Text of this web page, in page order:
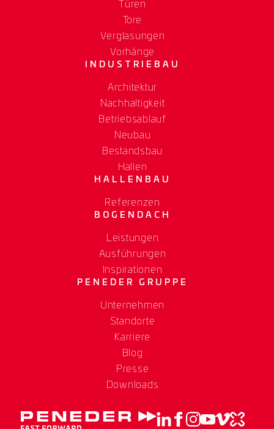
Türen
Tore
Verglasungen
Vorhänge
INDUSTRIEBAU
Architektur
Nachhaltigkeit
Betriebsablauf
Neubau
Bestandsbau
Hallen
HALLENBAU
Referenzen
BOGENDACH
Leistungen
Ausführungen
Inspirationen
PENEDER GRUPPE
Unternehmen
Standorte
Karriere
Blog
Presse
Downloads